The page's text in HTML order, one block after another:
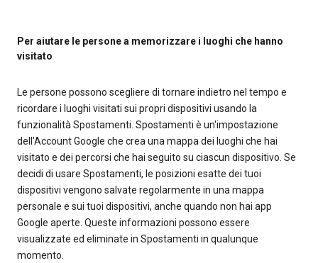
Per aiutare le persone a memorizzare i luoghi che hanno
visitato
Le persone possono scegliere di tornare indietro nel tempo e
ricordare i luoghi visitati sui propri dispositivi usando la
funzionalità Spostamenti. Spostamenti è un'impostazione
dell'Account Google che crea una mappa dei luoghi che hai
visitato e dei percorsi che hai seguito su ciascun dispositivo. Se
decidi di usare Spostamenti, le posizioni esatte dei tuoi
dispositivi vengono salvate regolarmente in una mappa
personale e sui tuoi dispositivi, anche quando non hai app
Google aperte. Queste informazioni possono essere
visualizzate ed eliminate in Spostamenti in qualunque
momento.